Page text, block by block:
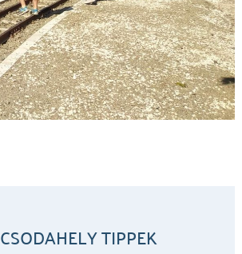
CSODAHELY TIPPEK